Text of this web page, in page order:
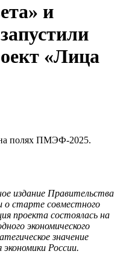
и
«Лица
на полях ПМЭФ-2025.
издание Правительства
о старте совместного
проекта состоялась на
экономического
значение
экономики России.